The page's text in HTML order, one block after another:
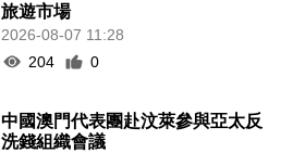
旅遊市場
2026-08-07 11:28
204
0
中國澳門代表團赴汶萊參與亞太反
洗錢組織會議